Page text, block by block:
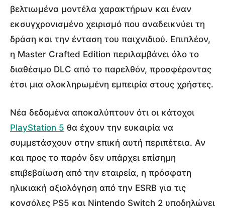
βελτιωμένα μοντέλα χαρακτήρων και έναν
εκσυγχρονισμένο χειρισμό που αναδεικνύει τη
δράση και την ένταση του παιχνιδιού. Επιπλέον,
η Master Crafted Edition περιλαμβάνει όλο το
διαθέσιμο DLC από το παρελθόν, προσφέροντας
έτσι μια ολοκληρωμένη εμπειρία στους χρήστες.
Νέα δεδομένα αποκαλύπτουν ότι οι κάτοχοι
PlayStation 5 θα έχουν την ευκαιρία να
συμμετάσχουν στην επική αυτή περιπέτεια. Αν
και προς το παρόν δεν υπάρχει επίσημη
επιβεβαίωση από την εταιρεία, η πρόσφατη
ηλικιακή αξιολόγηση από την ESRB για τις
κονσόλες PS5 και Nintendo Switch 2 υποδηλώνει